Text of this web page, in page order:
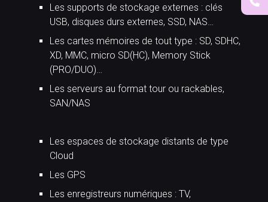
Les supports de stockage externes : clés
USB, disques durs externes, SSD, NAS…
Les cartes mémoires de tout type : SD, SDHC,
XD, MMC, micro SD(HC), Memory Stick
(PRO/DUO)…
Les serveurs au format tour ou rackables,
SAN/NAS
Les espaces de stockage distants de type
Cloud
Les GPS
Les enregistreurs numériques : TV,